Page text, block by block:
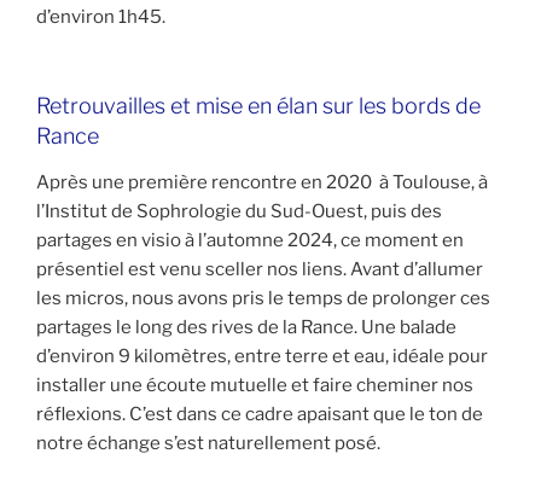
d’environ 1h45.
Retrouvailles et mise en élan sur les bords de
Rance
Après une première rencontre en 2020 à Toulouse, à
l’Institut de Sophrologie du Sud-Ouest, puis des
partages en visio à l’automne 2024, ce moment en
présentiel est venu sceller nos liens. Avant d’allumer
les micros, nous avons pris le temps de prolonger ces
partages le long des rives de la Rance. Une balade
d’environ 9 kilomètres, entre terre et eau, idéale pour
installer une écoute mutuelle et faire cheminer nos
réflexions. C’est dans ce cadre apaisant que le ton de
notre échange s’est naturellement posé.